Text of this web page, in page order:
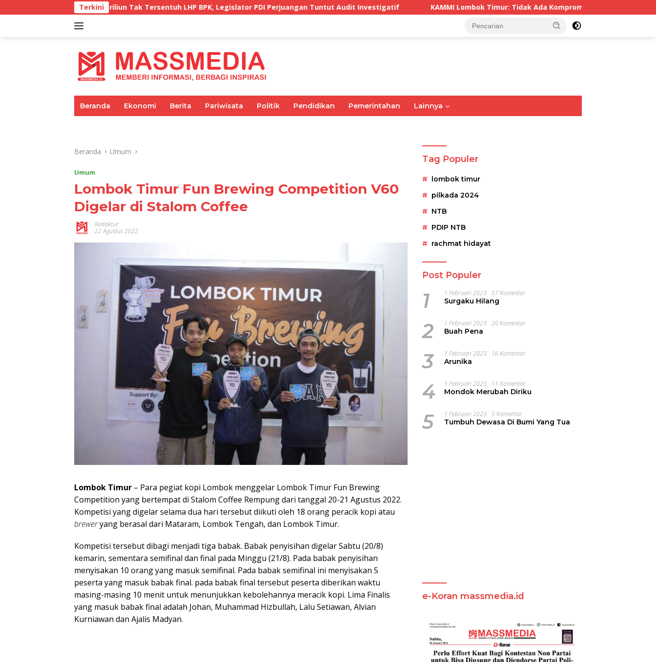
ke
Terkini
Triliun Tak Tersentuh LHP BPK, Legislator PDI Perjuangan Tuntut Audit Investigatif KAMMI Lombok Timur: Tidak Ada Kompromi Atas Pelaku Kekerasan Seksual, Apalagi
Beranda Ekonomi Berita Pariwisata Politik Pendidikan Pemerintahan Lainnya
Beranda Umum
Umum
Lombok Timur Fun Brewing Competition V60
Digelar di Stalom Coffee
Redaktur
22 Agustus 2022
Lombok Timur – Para pegiat kopi Lombok menggelar Lombok Timur Fun Brewing
Competition yang bertempat di Stalom Coffee Rempung dari tanggal 20-21 Agustus 2022.
Kompetisi yang digelar selama dua hari tersebut diikuti oleh 18 orang peracik kopi atau
breweryang berasal dari Mataram, Lombok Tengah, dan Lombok Timur.
Kompetisi tersebut dibagi menjadi tiga babak. Babak penyisihan digelar Sabtu (20/8)
kemarin, sementara semifinal dan final pada Minggu (21/8). Pada babak penyisihan
menyisakan 10 orang yang masuk semifinal. Pada babak semifinal ini menyisakan 5
peserta yang masuk babak final. pada babak final tersebut peserta diberikan waktu
masing-masing 10 menit untuk menunjukkan kebolehannya meracik kopi. Lima Finalis
yang masuk babak final adalah Johan, Muhammad Hizbullah, Lalu Setiawan, Alvian
Kurniawan dan Ajalis Madyan.
Tag Populer
lombok timur
pilkada 2024
NTB
PDIP NTB
rachmat hidayat
Post Populer
1 1 Februari 2023 57 Komentar
Surgaku Hilang
2 1 Februari 2023 20 Komentar
Buah Pena
3 1 Februari 2023 16 Komentar
Arunika
4 1 Februari 2023 11 Komentar
Mondok Merubah Diriku
5 1 Februari 2023 5 Komentar
Tumbuh Dewasa Di Bumi Yang Tua
e-Koran massmedia.id